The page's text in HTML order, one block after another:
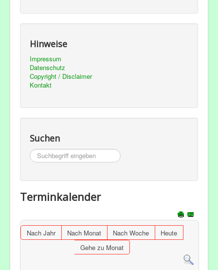
Hinweise
Impressum
Datenschutz
Copyright / Disclaimer
Kontakt
Suchen
Suchbegriff
eingeben
Terminkalender
Nach Jahr Nach Monat Nach Woche
Heute
Gehe zu Monat